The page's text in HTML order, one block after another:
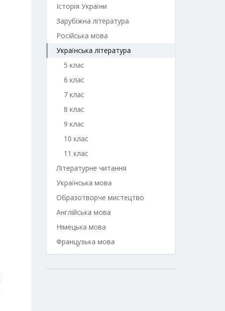
Історія України
Зарубіжна література
Російська мова
Українська література
5 клас
6 клас
7 клас
8 клас
9 клас
10 клас
11 клас
Літературне читання
Українська мова
Образотворче мистецтво
Англійська мова
Німецька мова
Французька мова